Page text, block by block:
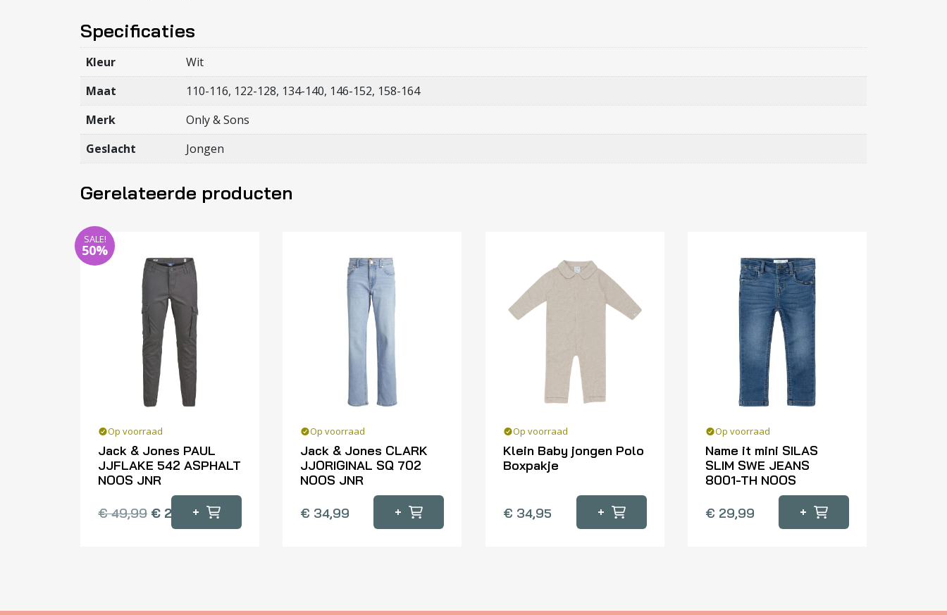
Specificaties
Kleur
Wit
Maat
110-116, 122-128, 134-140, 146-152, 158-164
Merk
Only & Sons
Geslacht
Jongen
Gerelateerde producten
SALE!
50%
Op voorraad
Jack & Jones PAUL
JJFLAKE 542 ASPHALT
NOOS JNR
€49,99 € 25,00
+
product
Op voorraad
Jack & Jones CLARK
JJORIGINAL SQ 702
NOOS JNR
€ 34,99 +
product
Op voorraad
Klein Baby jongen Polo
Boxpakje
€ 34,95 +
product
Op voorraad
Name it mini SILAS
SLIM SWE JEANS
8001-TH NOOS
€ 29,99 +
product